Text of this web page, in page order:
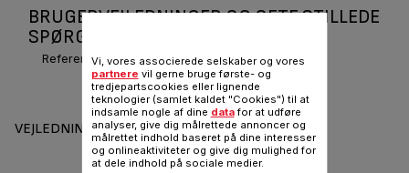
BRUGERVEJLEDNINGER OG OFTE STILLEDE
SPØRGSMÅL PRINCIPIO EF150212
Reference :EF150212
VEJLEDNINGER OG GARANTI
Vi, vores associerede selskaber og vores
partnere vil gerne bruge første- og
tredjepartscookies eller lignende
teknologier (samlet kaldet "Cookies") til at
indsamle nogle af dine datafor at udføre
analyser, give dig målrettede annoncer og
målrettet indhold baseret på dine interesser
og onlineaktiviteter og give dig mulighed for
at dele indhold på sociale medier.